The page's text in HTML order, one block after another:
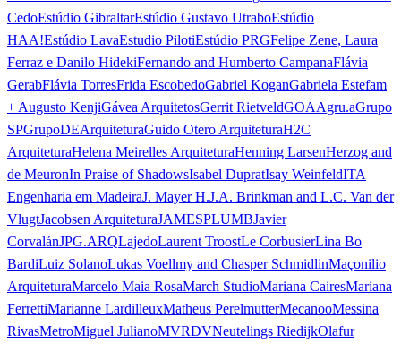
CedoEstúdio GibraltarEstúdio Gustavo UtraboEstúdio
HAA!Estúdio LavaEstudio PilotiEstúdio PRGFelipe Zene, Laura
Ferraz e Danilo HidekiFernando and Humberto CampanaFlávia
GerabFlávia TorresFrida EscobedoGabriel KoganGabriela Estefam
+ Augusto KenjiGávea ArquitetosGerrit RietveldGOAAgru.aGrupo
SPGrupoDEArquiteturaGuido Otero ArquiteturaH2C
ArquiteturaHelena Meirelles ArquiteturaHenning LarsenHerzog and
de MeuronIn Praise of ShadowsIsabel DupratIsay WeinfeldITA
Engenharia em MadeiraJ. Mayer H.J.A. Brinkman and L.C. Van der
VlugtJacobsen ArquiteturaJAMESPLUMBJavier
CorvalánJPG.ARQLajedoLaurent TroostLe CorbusierLina Bo
BardiLuiz SolanoLukas Voellmy and Chasper SchmidlinMaçonilio
ArquiteturaMarcelo Maia RosaMarch StudioMariana CairesMariana
FerrettiMarianne LardilleuxMatheus PerelmutterMecanooMessina
RivasMetroMiguel JulianoMVRDVNeutelings RiedijkOlafur